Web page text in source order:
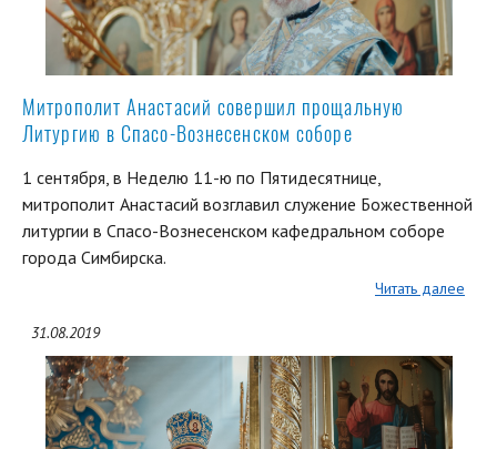
Митрополит Анастасий совершил прощальную
Литургию в Спасо-Вознесенском соборе
1 сентября, в Неделю 11-ю по Пятидесятнице,
митрополит Анастасий возглавил служение Божественной
литургии в Спасо-Вознесенском кафедральном соборе
города Симбирска.
Читать далее
31.08.2019